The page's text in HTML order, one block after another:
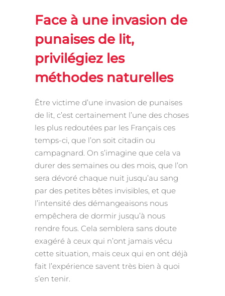
Face à une invasion de
punaises de lit,
privilégiez les
méthodes naturelles
Être victime d’une invasion de punaises
de lit, c’est certainement l’une des choses
les plus redoutées par les Français ces
temps-ci, que l’on soit citadin ou
campagnard. On s’imagine que cela va
durer des semaines ou des mois, que l’on
sera dévoré chaque nuit jusqu’au sang
par des petites bêtes invisibles, et que
l’intensité des démangeaisons nous
empêchera de dormir jusqu’à nous
rendre fous. Cela semblera sans doute
exagéré à ceux qui n’ont jamais vécu
cette situation, mais ceux qui en ont déjà
fait l’expérience savent très bien à quoi
s’en tenir.